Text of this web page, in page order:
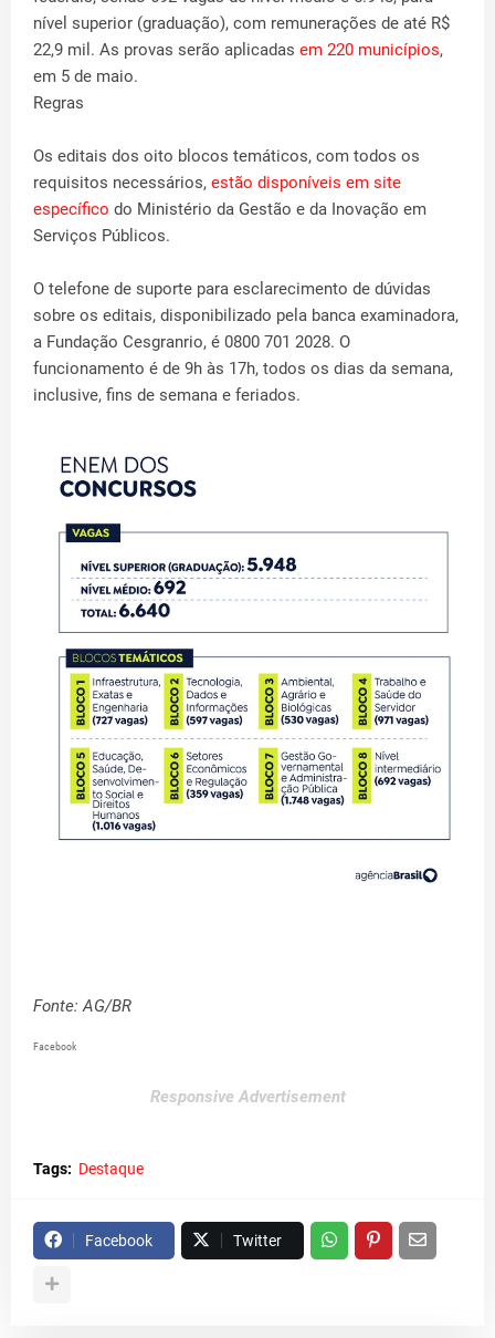
nível superior (graduação), com remunerações de até R$
22,9 mil. As provas serão aplicadas em 220 municípios,
em 5 de maio.
Regras
Os editais dos oito blocos temáticos, com todos os
requisitos necessários, estão disponíveis em site
específico do Ministério da Gestão e da Inovação em
Serviços Públicos.
O telefone de suporte para esclarecimento de dúvidas
sobre os editais, disponibilizado pela banca examinadora,
a Fundação Cesgranrio, é 0800 701 2028. O
funcionamento é de 9h às 17h, todos os dias da semana,
inclusive, fins de semana e feriados.
Fonte: AG/BR
Facebook
Responsive Advertisement
Tags: Destaque
Facebook Twitter